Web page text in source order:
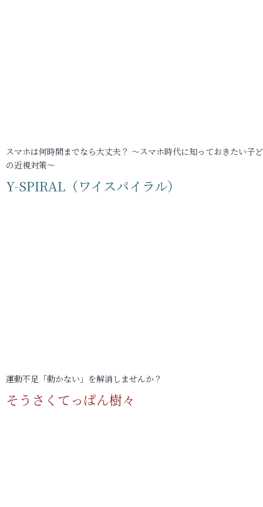
スマホは何時間までなら大丈夫？ ～スマホ時代に知っておきたい子
の近視対策～
Y-SPIRAL（ワイスパイラル）
運動不足「動かない」を解消しませんか？
そうさくてっぱん樹々